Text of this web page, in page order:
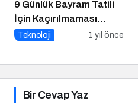
9 Günlük Bayram Tatili
İçin Kaçırılmaması
Gereken 8 Oyun
Teknoloji 1 yıl önce
Bir Cevap Yaz